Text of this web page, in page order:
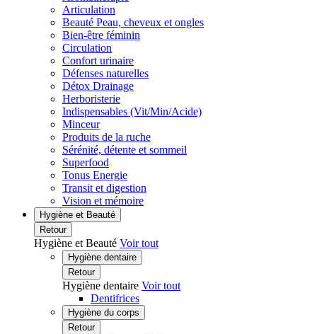
Articulation
Beauté Peau, cheveux et ongles
Bien-être féminin
Circulation
Confort urinaire
Défenses naturelles
Détox Drainage
Herboristerie
Indispensables (Vit/Min/Acide)
Minceur
Produits de la ruche
Sérénité, détente et sommeil
Superfood
Tonus Energie
Transit et digestion
Vision et mémoire
Hygiène et Beauté
Retour
Hygiène et Beauté Voir tout
Hygiène dentaire
Retour
Hygiène dentaire Voir tout
Dentifrices
Hygiène du corps
Retour